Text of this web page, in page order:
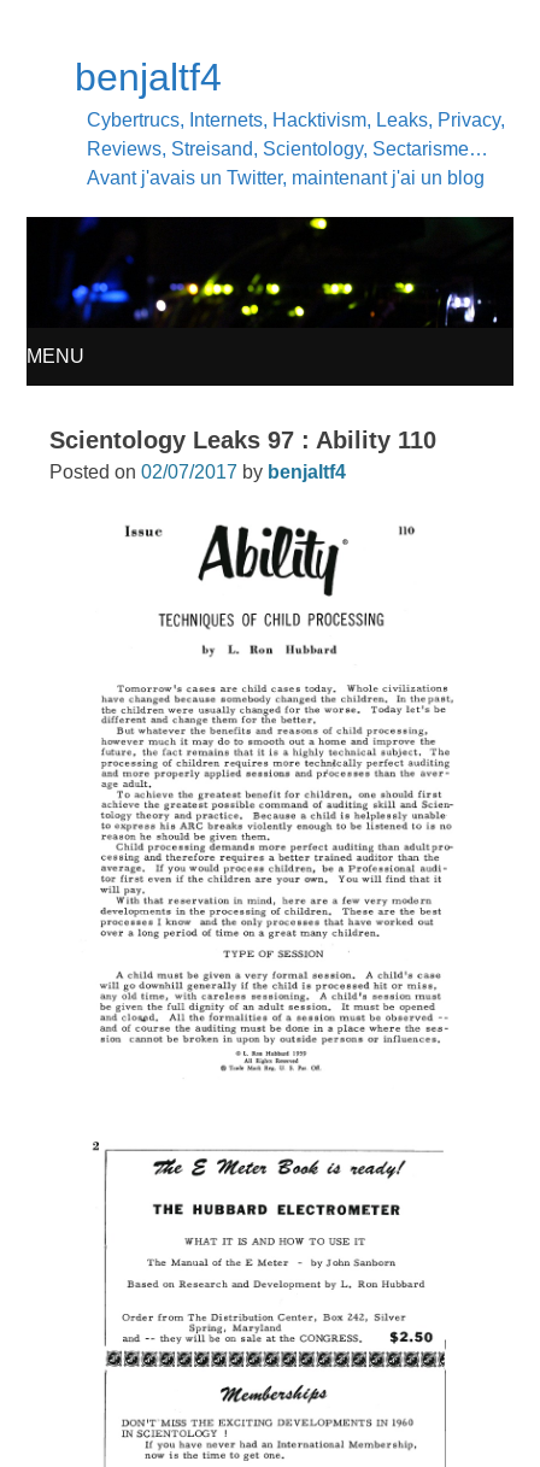
benjaltf4
Cybertrucs, Internets, Hacktivism, Leaks, Privacy,
Reviews, Streisand, Scientology, Sectarisme…
Avant j'avais un Twitter, maintenant j'ai un blog
MENU
TO
CONTENT
Scientology Leaks 97 : Ability 110
Posted on02/07/2017 by benjaltf4